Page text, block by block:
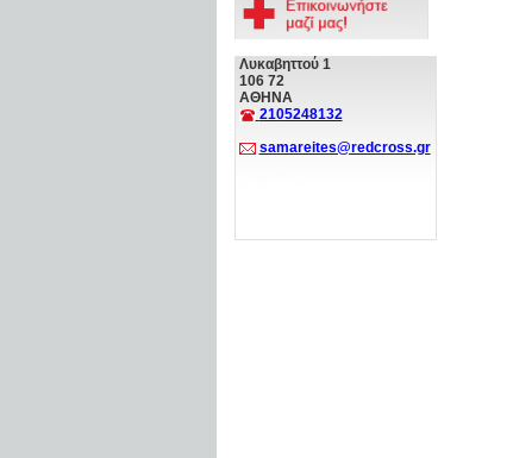
Λυκαβηττού 1
106 72
ΑΘΗΝΑ
2105248132
samareites@redcross.gr